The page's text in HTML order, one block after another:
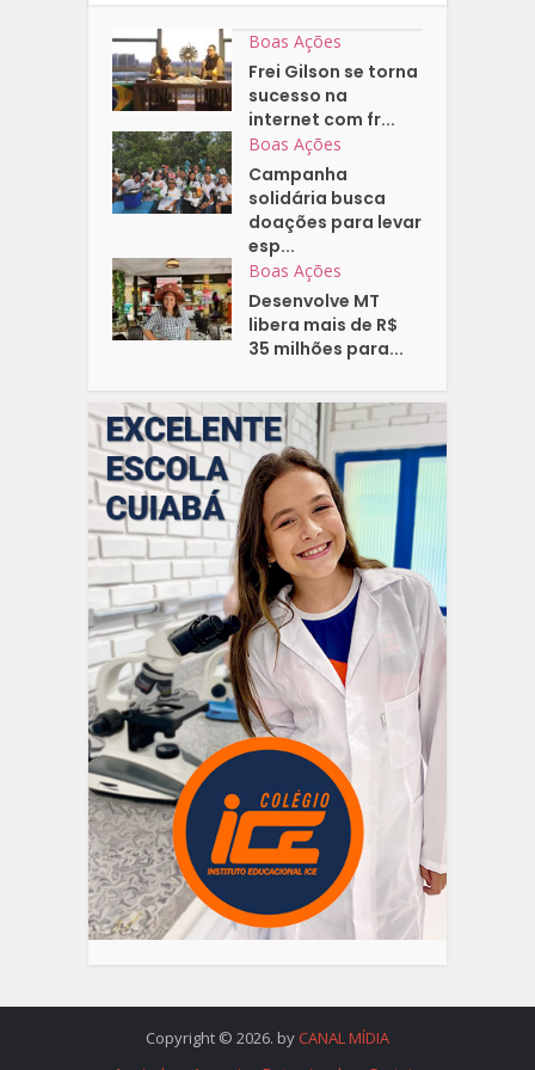
Boas Ações
Frei Gilson se torna
sucesso na
internet com fr...
Boas Ações
Campanha
solidária busca
doações para levar
esp...
Boas Ações
Desenvolve MT
libera mais de R$
35 milhões para...
Copyright © 2026. by CANAL MÍDIA